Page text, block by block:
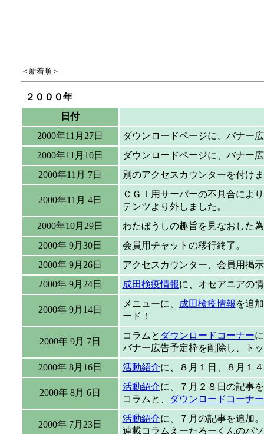
＜新着順＞
２０００年
日付
2000年11月27日
ダウンロードページに、バナー
2000年11月10日
ダウンロードページに、バナー
2000年11月 7日
別のアクセスカウンターを付け
2000年11月 4日
ＣＧＩ用サーバーの不具合によ
テンツより外しました。
2000年10月29日
わたぼうしの趣旨を見なおした
2000年 9月30日
会員用チャットの移行終了。
2000年 9月26日
アクセスカウンター、会員用掲
2000年 9月24日
成田検疫情報に、オセアニアの
2000年 9月14日
メニューに、 成田検疫情報 を追
ード！
2000年 9月 7日
コラムと ダウンロードコーナー
バナー広告予定枠を削除し、ト
2000年 8月16日
活動紹介に、８月１日、８月１
2000年 8月 6日
活動紹介に、７月２８日の記事
コラムと、
ダウンロードコーナー
2000年 7月23日
活動紹介に、７月の記事を追加。
連載コラムえーたろーくんのパ